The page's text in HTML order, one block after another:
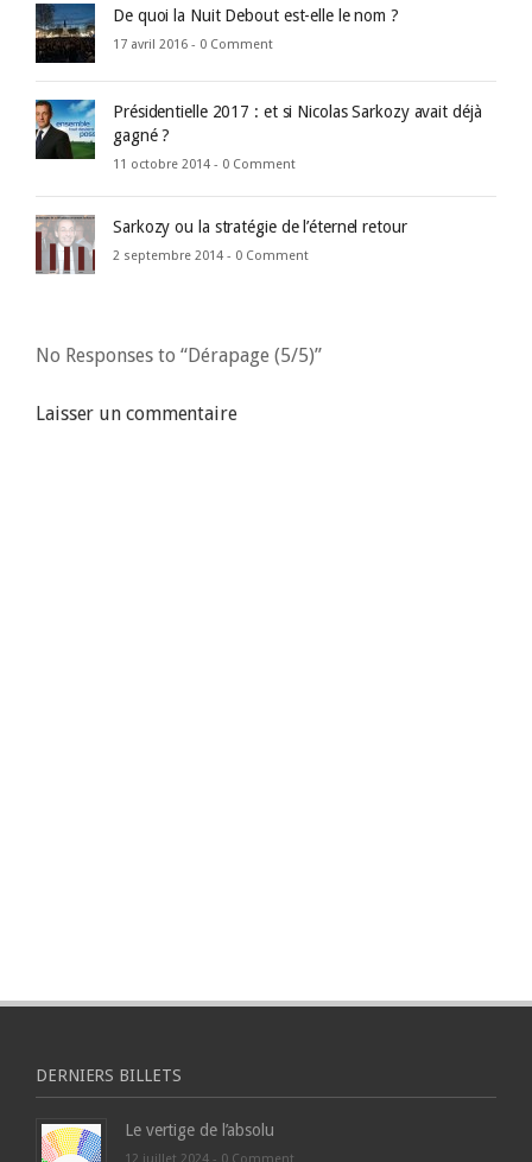
De quoi la Nuit Debout est-elle le nom ?
17 avril 2016 - 0 Comment
Présidentielle 2017 : et si Nicolas Sarkozy avait déjà
gagné ?
11 octobre 2014 - 0 Comment
Sarkozy ou la stratégie de l’éternel retour
2 septembre 2014 - 0 Comment
No Responses to “Dérapage (5/5)”
Laisser un commentaire
DERNIERS BILLETS
Le vertige de l’absolu
12 juillet 2024 - 0 Comment